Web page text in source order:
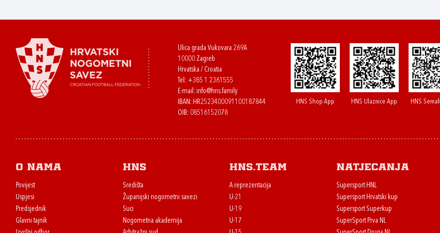
Ulica grada Vukovara 269A
10000 Zagreb
Hrvatska / Croatia
Tel: +385 1 2361555
E-mail: info@hns.family
IBAN: HR2523400091100187844
OIB: 08516152078
HNS Shop App HNS Ulaznice App HNS
O nama
Povijest
Uspjesi
Predsjednik
Glavni tajnik
HNS
Središta
Županijski nogometni savezi
Suci
Nogometna akademija
HNS.team
A reprezentacija
U-21
U-19
U-17
Natjecanja
Supersport HNL
Supersport Hrvatski kup
Supersport Superkup
SuperSport Prva NL